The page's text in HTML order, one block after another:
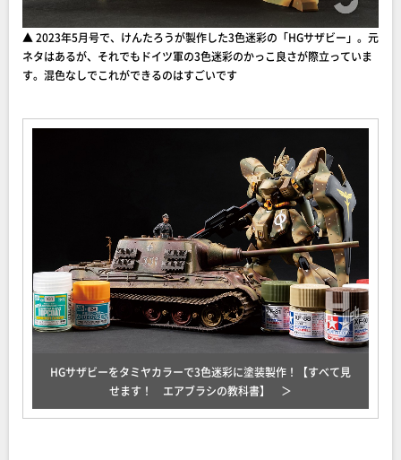
▲ 2023年5月号で、けんたろうが製作した3色迷彩の「HGサザビー」。元
ネタはあるが、それでもドイツ軍の3色迷彩のかっこ良さが際立っていま
す。混色なしでこれができるのはすごいです
HGサザビーをタミヤカラーで3色迷彩に塗装製作！【すべて見
せます！ エアブラシの教科書】